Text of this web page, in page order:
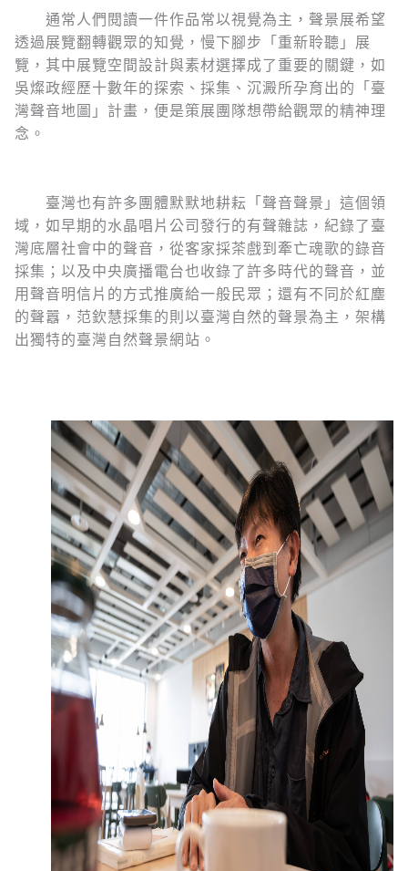
通常人們閱讀一件作品常以視覺為主，聲景展希望
透過展覽翻轉觀眾的知覺，慢下腳步「重新聆聽」展
覽，其中展覽空間設計與素材選擇成了重要的關鍵，如
吳燦政經歷十數年的探索、採集、沉澱所孕育出的「臺
灣聲音地圖」計畫，便是策展團隊想帶給觀眾的精神理
念。
臺灣也有許多團體默默地耕耘「聲音聲景」這個領
域，如早期的水晶唱片公司發行的有聲雜誌，紀錄了臺
灣底層社會中的聲音，從客家採茶戲到牽亡魂歌的錄音
採集；以及中央廣播電台也收錄了許多時代的聲音，並
用聲音明信片的方式推廣給一般民眾；還有不同於紅塵
的聲囂，范欽慧採集的則以臺灣自然的聲景為主，架構
出獨特的臺灣自然聲景網站。